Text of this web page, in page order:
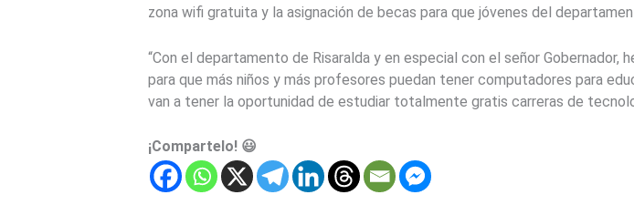
zona wifi gratuita y la asignación de becas para que jóvenes del
“Con el departamento de Risaralda y en especial con el señor
para que más niños y más profesores puedan tener computadores para
van a tener la oportunidad de estudiar totalmente gratis carreras de
¡Compartelo! 😃